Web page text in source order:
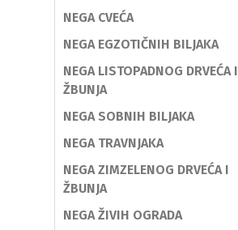
NEGA CVEĆA
NEGA EGZOTIČNIH BILJAKA
NEGA LISTOPADNOG DRVEĆA I
ŽBUNJA
NEGA SOBNIH BILJAKA
NEGA TRAVNJAKA
NEGA ZIMZELENOG DRVEĆA I
ŽBUNJA
NEGA ŽIVIH OGRADA